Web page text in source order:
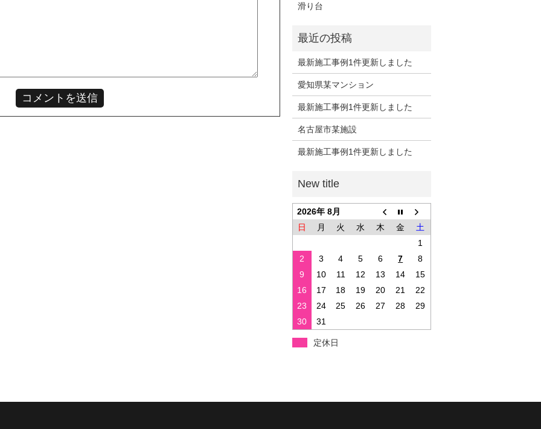
滑り台
最新施工事例1件更新しました
愛知県某マンション
最新施工事例1件更新しました
名古屋市某施設
最新施工事例1件更新しました
2026年 8月
日
月 火 水 木 金
土
1
2
3 4 5 6 7
8
9
10 11 12 13 14
15
16
17 18 19 20 21
22
23
24 25 26 27 28
29
30
31
定休日